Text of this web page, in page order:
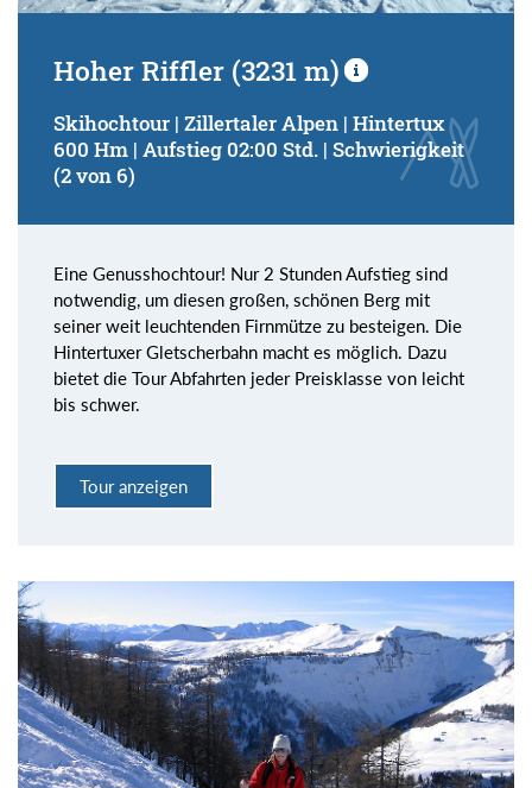
Hoher Riffler (3231 m)
Skihochtour | Zillertaler Alpen | Hintertux
600 Hm | Aufstieg 02:00 Std. | Schwierigkeit
(2 von 6)
Eine Genusshochtour! Nur 2 Stunden Aufstieg sind
notwendig, um diesen großen, schönen Berg mit
seiner weit leuchtenden Firnmütze zu besteigen. Die
Hintertuxer Gletscherbahn macht es möglich. Dazu
bietet die Tour Abfahrten jeder Preisklasse von leicht
bis schwer.
Tour anzeigen